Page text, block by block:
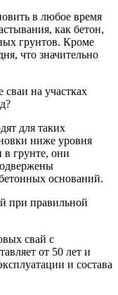
в любое время
как бетон,
грунтов. Кроме
что значительно
на участках
для таких
ниже уровня
грунте, они
оснований.
при правильной
свай с
от 50 лет и
и состава